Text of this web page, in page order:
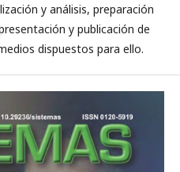
y análisis, preparación
y publicación de
dispuestos para ello.